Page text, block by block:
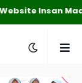
Insan